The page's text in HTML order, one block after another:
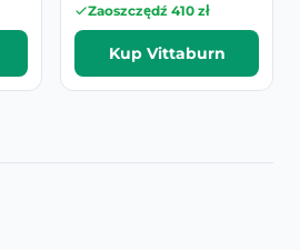
Zaoszczędź 410 zł
Kup Vittaburn